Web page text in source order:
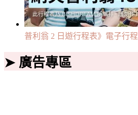
普利翁 2 日遊行程表》電子行
➤ 廣告專區